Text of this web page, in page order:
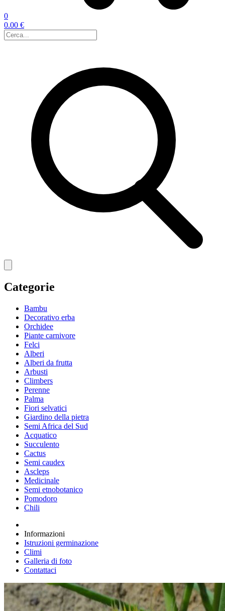
0
0.00 €
Categorie
Bambu
Decorativo erba
Orchidee
Piante carnivore
Felci
Alberi
Alberi da frutta
Arbusti
Climbers
Perenne
Palma
Fiori selvatici
Giardino della pietra
Semi Africa del Sud
Acquatico
Succulento
Cactus
Semi caudex
Ascleps
Medicinale
Semi etnobotanico
Pomodoro
Chili
Informazioni
Istruzioni germinazione
Climi
Galleria di foto
Contattaci